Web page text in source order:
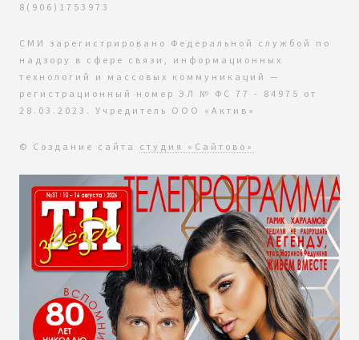
8(906)1753973
СМИ зарегистрировано Федеральной службой по
надзору в сфере связи, информационных
технологий и массовых коммуникаций —
регистрационный номер ЭЛ № ФС 77 - 84975 от
28.03.2023. Учредитель ООО «Актив»
© Создание сайта студия «Сайтово»